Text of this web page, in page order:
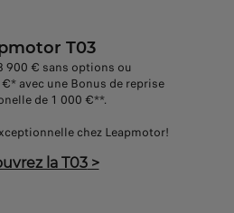
T03
900 € sans options ou
avec une Bonus de reprise
de 1 000 €**.
chez Leapmotor!
la T03>